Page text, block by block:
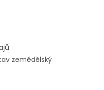
zemědělský